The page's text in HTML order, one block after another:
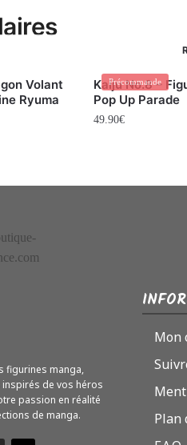
Volant
Ryuma
Précommande
Kaiju No.8 –
Pop Up Parade
49.90€
figurines manga,
de vos héros
passion en réalité
de manga.
Mon
Plan